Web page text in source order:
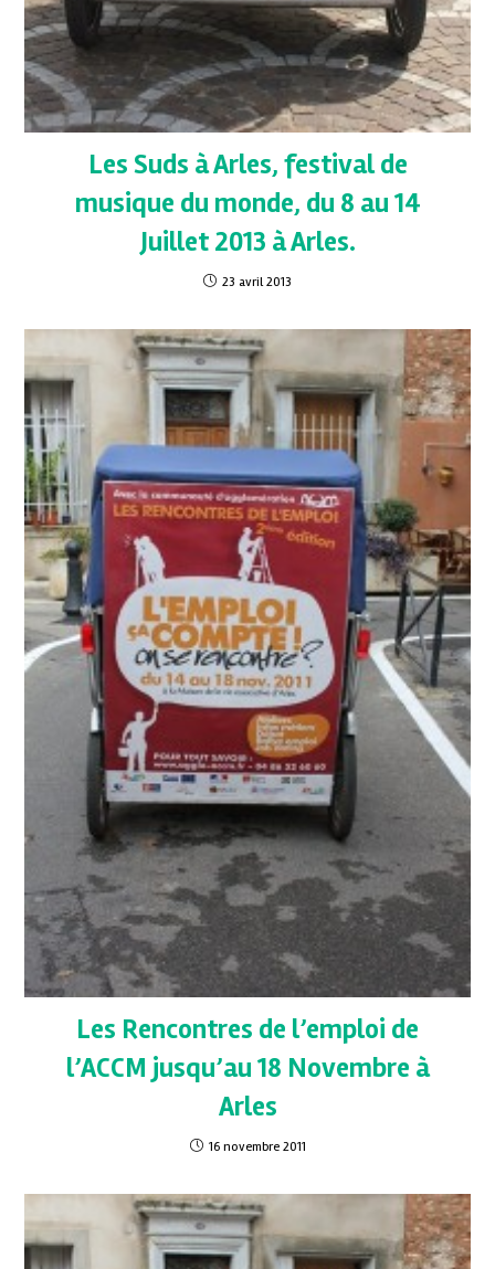
Les Suds à Arles, festival de
musique du monde, du 8 au 14
Juillet 2013 à Arles.
23 avril 2013
Les Rencontres de l’emploi de
l’ACCM jusqu’au 18 Novembre à
Arles
16 novembre 2011